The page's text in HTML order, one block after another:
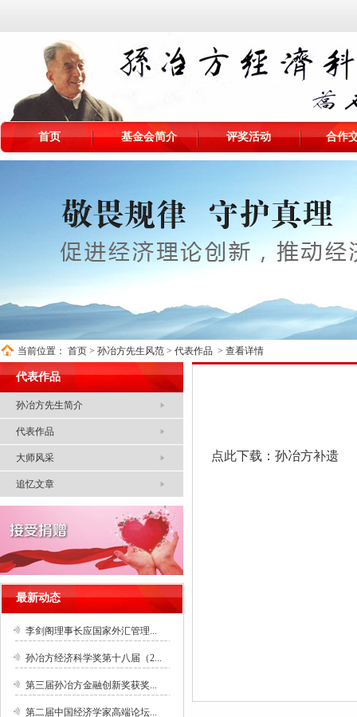
首页 基金会简介 评奖活动 合作
当前位置： 首页 > 孙冶方先生风范 > 代表作品 > 查看详情
代表作品
孙冶方先生简介
代表作品
大师风采
追忆文章
最新动态
李剑阁理事长应国家外汇管理...
孙冶方经济科学奖第十八届（2...
第三届孙冶方金融创新奖获奖...
第二届中国经济学家高端论坛...
点此下载：孙冶方补遗